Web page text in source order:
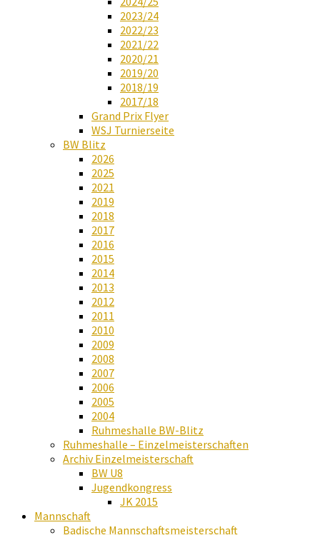
2023/24
2022/23
2021/22
2020/21
2019/20
2018/19
2017/18
Grand Prix Flyer
WSJ Turnierseite
BW Blitz
2026
2025
2021
2019
2018
2017
2016
2015
2014
2013
2012
2011
2010
2009
2008
2007
2006
2005
2004
Ruhmeshalle BW-Blitz
Ruhmeshalle – Einzelmeisterschaften
Archiv Einzelmeisterschaft
BW U8
Jugendkongress
JK 2015
Mannschaft
Badische Mannschaftsmeisterschaft